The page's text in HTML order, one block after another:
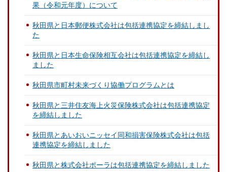
果（令和元年度）について
秋田県と日本郵便株式会社は包括連携協定を締結しまし
た
秋田県と日本生命保険相互会社は包括連携協定を締結し
ました
秋田県市町村未来づくり協働プログラムとは
秋田県と三井住友海上火災保険株式会社は包括連携協定
を締結しました
秋田県とあいおいニッセイ同和損害保険株式会社は包括
連携協定を締結しました
秋田県と株式会社ポーラは包括連携協定を締結しました